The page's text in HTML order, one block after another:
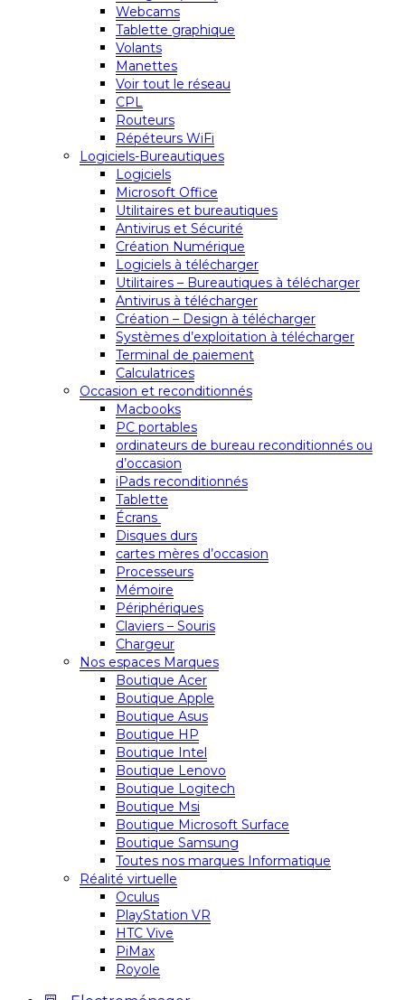
Webcams
Tablette graphique
Volants
Manettes
Voir tout le réseau
CPL
Routeurs
Répéteurs WiFi
Logiciels-Bureautiques
Logiciels
Microsoft Office
Utilitaires et bureautiques
Antivirus et Sécurité
Création Numérique
Logiciels à télécharger
Utilitaires – Bureautiques à télécharger
Antivirus à télécharger
Création – Design à télécharger
Systèmes d’exploitation à télécharger
Terminal de paiement
Calculatrices
Occasion et reconditionnés
Macbooks
PC portables
ordinateurs de bureau reconditionnés ou
d’occasion
iPads reconditionnés
Tablette
Écrans
Disques durs
cartes mères d’occasion
Processeurs
Mémoire
Périphériques
Claviers – Souris
Chargeur
Nos espaces Marques
Boutique Acer
Boutique Apple
Boutique Asus
Boutique HP
Boutique Intel
Boutique Lenovo
Boutique Logitech
Boutique Msi
Boutique Microsoft Surface
Boutique Samsung
Toutes nos marques Informatique
Réalité virtuelle
Oculus
PlayStation VR
HTC Vive
PiMax
Royole